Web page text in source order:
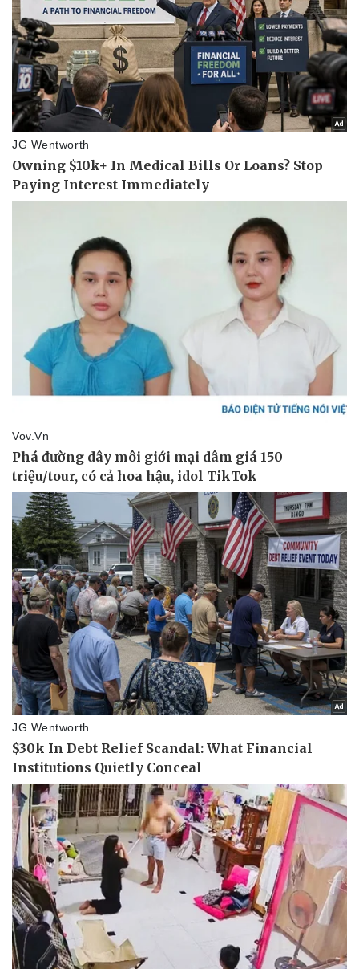
Pháp luật
Vụ án
Tin nóng
Tư vấn luật
Quân sự - Quốc phòng
Vũ khí
Việt Nam
Phân tích